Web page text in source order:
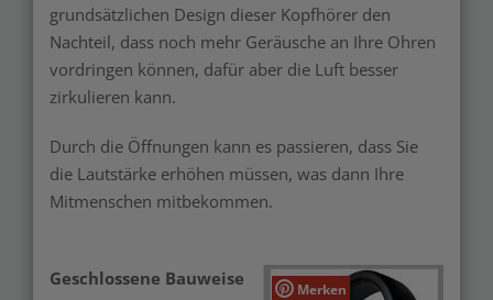
grundsätzlichen Design dieser Kopfhörer den
Nachteil, dass noch mehr Geräusche an Ihre Ohren
vordringen können, dafür aber die Luft besser
zirkulieren kann.
Durch die Öffnungen kann es passieren, dass Sie
die Lautstärke erhöhen müssen, was dann Ihre
Mitmenschen mitbekommen.
Merken
Geschlossene Bauweise